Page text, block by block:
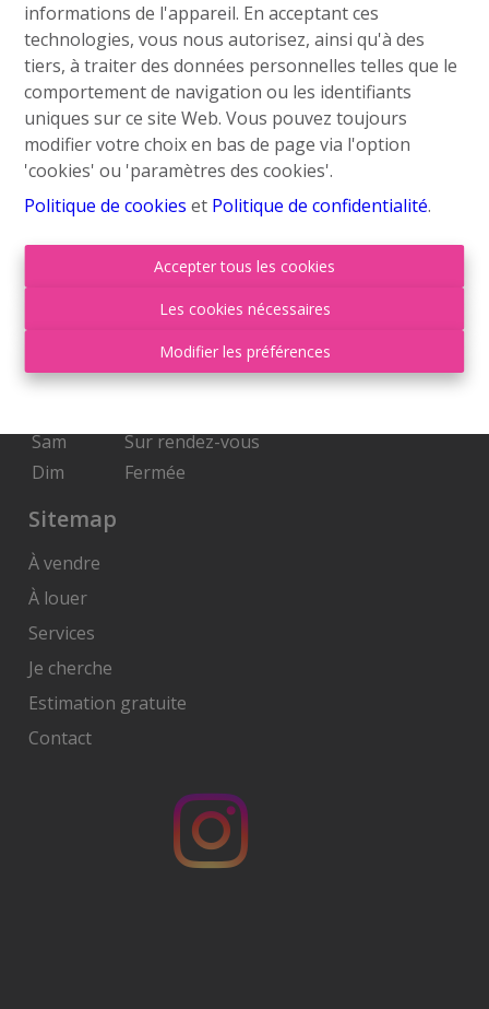
informations de l'appareil. En acceptant ces
technologies, vous nous autorisez, ainsi qu'à des
tiers, à traiter des données personnelles telles que le
comportement de navigation ou les identifiants
uniques sur ce site Web. Vous pouvez toujours
modifier votre choix en bas de page via l'option
'cookies' ou 'paramètres des cookies'.
Politique de cookies et Politique de confidentialité.
Accepter tous les cookies
Les cookies nécessaires
Modifier les préférences
+32 4 234 21 10
info@roufosse.be
Disclaimer
Privacy Statement
Membre Federia
Heures d'ouverture
09:00-18:00
09:00-18:00
Je
09:00-18:00
Sam
Sur rendez-vous
Dim
Fermée
Sitemap
À vendre
À louer
Services
Je cherche
Estimation gratuite
Contact